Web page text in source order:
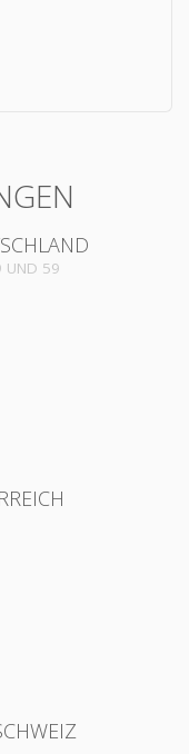
UND 59